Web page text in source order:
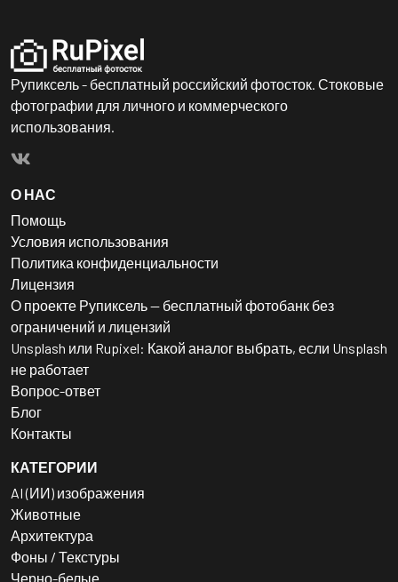
Рупиксель - бесплатный российский фотосток. Стоковые
фотографии для личного и коммерческого
использования.
О НАС
Помощь
Условия использования
Политика конфиденциальности
Лицензия
О проекте Рупиксель — бесплатный фотобанк без
ограничений и лицензий
Unsplash или Rupixel: Какой аналог выбрать, если Unsplash
не работает
Вопрос-ответ
Блог
Контакты
КАТЕГОРИИ
AI (ИИ) изображения
Животные
Архитектура
Фоны / Текстуры
Черно-белые